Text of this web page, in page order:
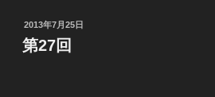
投
稿
日:
2013年7月25日
第27回